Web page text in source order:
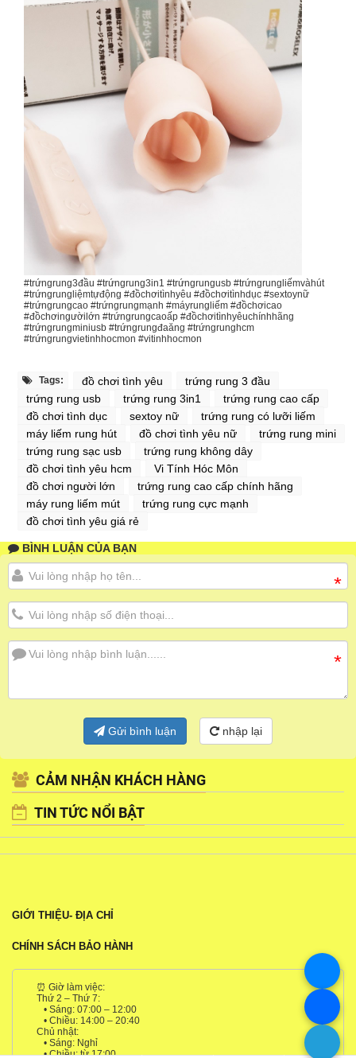
#trứngrung3đầu #trứngrung3in1 #trứngrungusb #trứngrungliếmvàhút
#trứngrungliệmtựđộng #đồchơitìnhyêu #đồchơitìnhdục #sextoynữ
#trứngrungcao #trứngrungmạnh #máyrungliếm #đồchơicao
#đồchơingườilớn #trứngrungcaoấp #đồchơitìnhyêuchínhhãng
#trứngrungminiusb #trứngrungđaăng #trứngrunghcm
#trứngrungvietinhhocmon #vitinhhocmon
Tags: đồ chơi tình yêu
trứng rung 3 đầu
trứng rung usb
trứng rung 3in1
trứng rung cao cấp
đồ chơi tình dục
sextoy nữ
trứng rung có lưỡi liếm
máy liếm rung hút
đồ chơi tình yêu nữ
trứng rung mini
trứng rung sạc usb
trứng rung không dây
đồ chơi tình yêu hcm
Vi Tính Hóc Môn
đồ chơi người lớn
trứng rung cao cấp chính hãng
máy rung liếm mút
trứng rung cực mạnh
đồ chơi tình yêu giá rẻ
BÌNH LUẬN CỦA BẠN
*
*
Gửi bình luận nhập lại
CẢM NHẬN KHÁCH HÀNG
TIN TỨC NỔI BẬT
GIỚI THIỆU- ĐỊA CHỈ
CHÍNH SÁCH BẢO HÀNH
⏰ Giờ làm việc:
Thứ 2 – Thứ 7:
• Sáng: 07:00 – 12:00
• Chiều: 14:00 – 20:40
Chủ nhật:
• Sáng: Nghỉ
• Chiều: từ 17:00